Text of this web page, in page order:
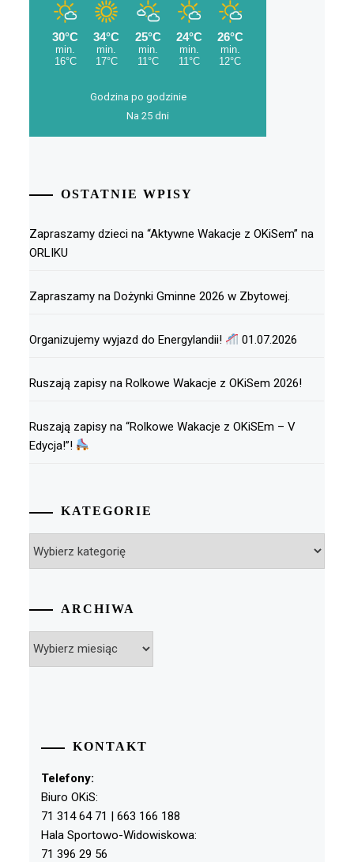
Godzina po godzinie
Na 25 dni
OSTATNIE WPISY
Zapraszamy dzieci na “Aktywne Wakacje z OKiSem” na
ORLIKU
Zapraszamy na Dożynki Gminne 2026 w Zbytowej.
Organizujemy wyjazd do Energylandii! 01.07.2026
Ruszają zapisy na Rolkowe Wakacje z OKiSem 2026!
Ruszają zapisy na “Rolkowe Wakacje z OKiSEm – V
Edycja!”!
KATEGORIE
ARCHIWA
KONTAKT
Telefony:
Biuro OKiS:
71 314 64 71 | 663 166 188
Hala Sportowo-Widowiskowa:
71 396 29 56